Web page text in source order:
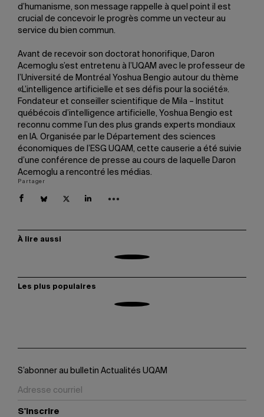
d’humanisme, son message rappelle à quel point il est
crucial de concevoir le progrès comme un vecteur au
service du bien commun.
Avant de recevoir son doctorat honorifique, Daron
Acemoglu s’est entretenu à l’UQAM avec le professeur de
l’Université de Montréal Yoshua Bengio autour du thème
«L’intelligence artificielle et ses défis pour la société».
Fondateur et conseiller scientifique de Mila – Institut
québécois d’intelligence artificielle, Yoshua Bengio est
reconnu comme l’un des plus grands experts mondiaux
en IA. Organisée par le Département des sciences
économiques de l’ESG UQAM, cette causerie a été suivie
d’une conférence de presse au cours de laquelle Daron
Acemoglu a rencontré les médias.
Partager
À lire aussi
Les plus populaires
S’abonner au bulletin Actualités UQAM
S'inscrire